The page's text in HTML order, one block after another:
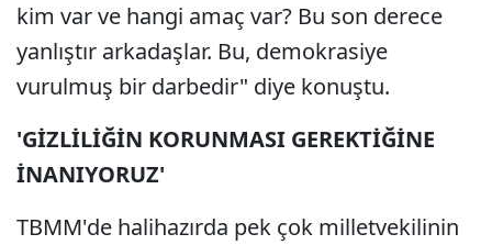
kim var ve hangi amaç var? Bu son derece
yanlıştır arkadaşlar. Bu, demokrasiye
vurulmuş bir darbedir" diye konuştu.
'GİZLİLİĞİN KORUNMASI GEREKTİĞİNE
İNANIYORUZ'
TBMM'de halihazırda pek çok milletvekilinin